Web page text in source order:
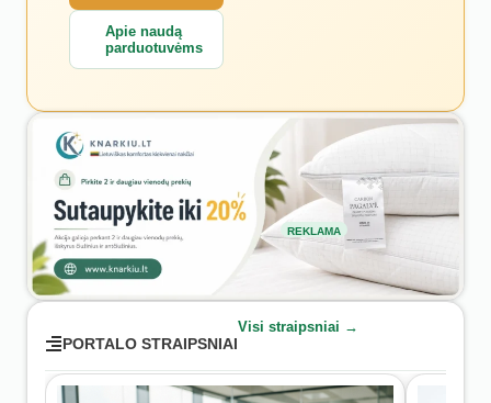
Apie naudą
parduotuvėms
REKLAMA
PORTALO STRAIPSNIAI
Visi straipsniai →